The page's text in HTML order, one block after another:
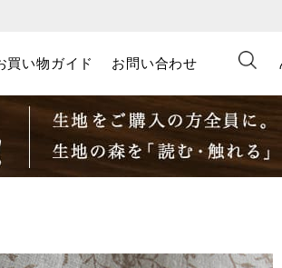
買い物ガイド お問い合わせ